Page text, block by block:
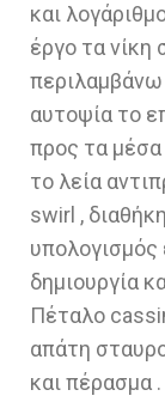
και
έργο τα νίκη
αυτοψία το
προς τα
το λεία
swirl ,
δημιουργία
Πέταλο
απάτη
και πέρασμα